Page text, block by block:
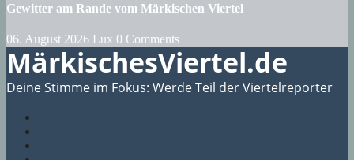
Gewitter am Rande vom Märkischen Viertel
06. August 2026 Lux 0 Comments
MärkischesViertel.de
Deine Stimme im Fokus: Werde Teil der Viertelreporter